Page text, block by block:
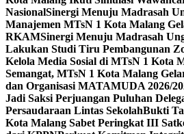
NasionalSinergi Menuju Madrasah
Manajemen MTsN 1 Kota Malang
RKAMSinergi Menuju Madrasah
Lakukan Studi Tiru Pembangunan
Kelola Media Sosial di MTsN 1 Kota
Semangat, MTsN 1 Kota Malang
dan Organisasi MATAMUDA 2026/
Jadi Saksi Perjuangan Puluhan
Persaudaraan Lintas SekolahBukti
Kota Malang Sabet Peringkat III